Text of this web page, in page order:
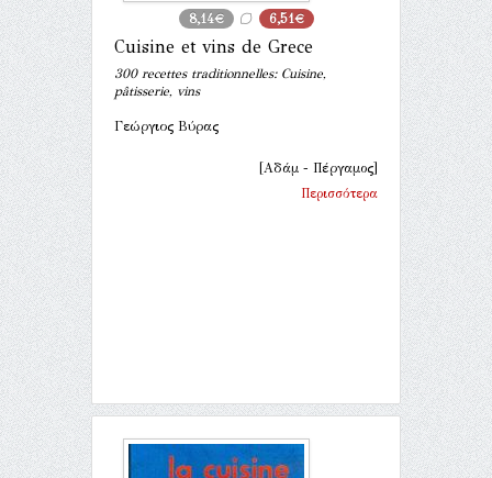
8,14€ 6,51€
Cuisine et vins de Grece
300 recettes traditionnelles: Cuisine,
pâtisserie, vins
Γεώργιος Βύρας
[Αδάμ - Πέργαμος]
Περισσότερα